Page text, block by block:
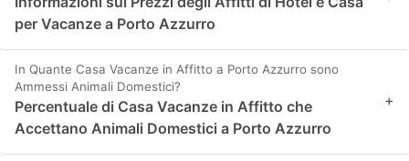
per Vacanze a Porto Azzurro
In Quante Casa Vacanze in Affitto a Porto Azzurro sono
Ammessi Animali Domestici?
Percentuale di Casa Vacanze in Affitto che
Accettano Animali Domestici a Porto Azzurro
+